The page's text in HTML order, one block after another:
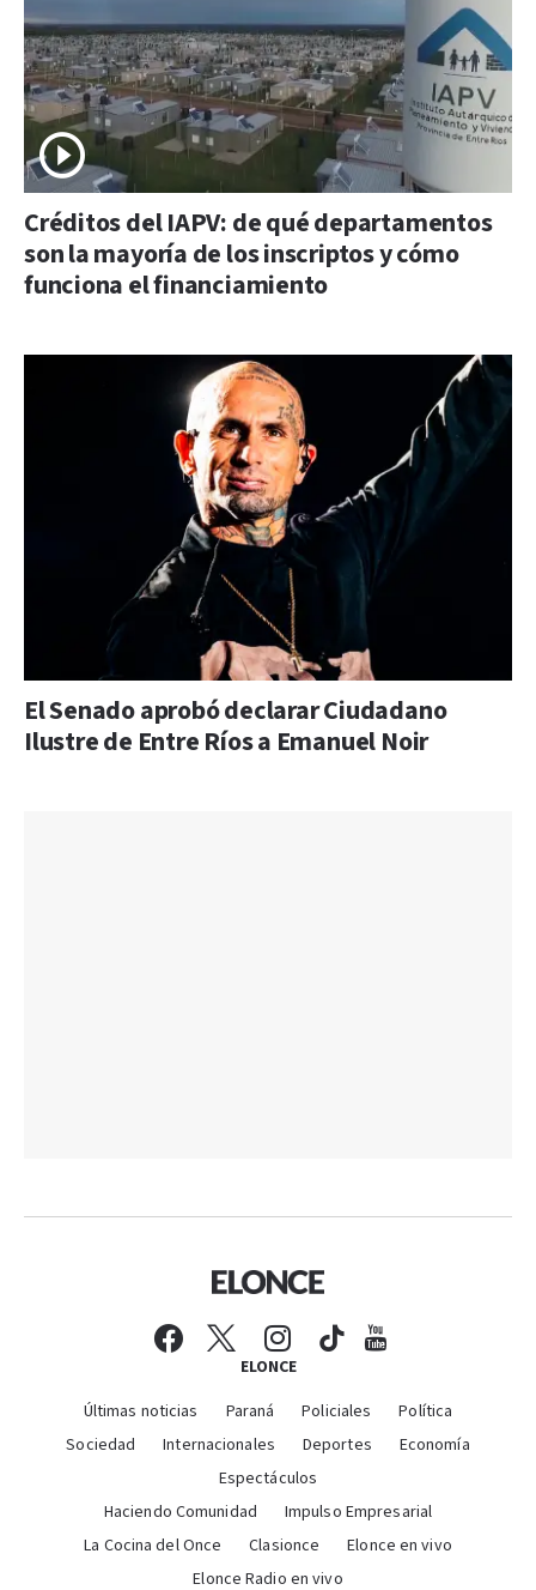
Créditos del IAPV: de qué departamentos
son la mayoría de los inscriptos y cómo
funciona el financiamiento
El Senado aprobó declarar Ciudadano
Ilustre de Entre Ríos a Emanuel Noir
ELONCE
Últimas noticias Paraná Policiales
Política
Sociedad
Internacionales Deportes
Economía
Espectáculos
Haciendo Comunidad
Impulso Empresarial
La Cocina del Once
Clasionce
Elonce en vivo
Elonce Radio en vivo